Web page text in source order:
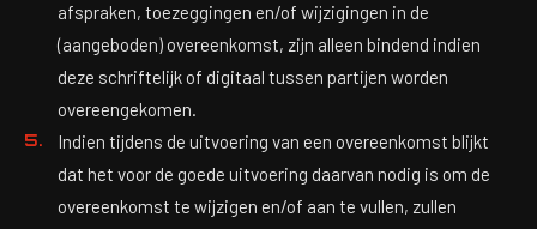
afspraken, toezeggingen en/of wijzigingen in de
(aangeboden) overeenkomst, zijn alleen bindend indien
deze schriftelijk of digitaal tussen partijen worden
overeengekomen.
Indien tijdens de uitvoering van een overeenkomst blijkt
dat het voor de goede uitvoering daarvan nodig is om de
overeenkomst te wijzigen en/of aan te vullen, zullen